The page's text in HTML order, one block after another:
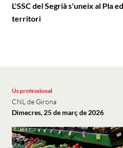
L'SSC del Segrià s'uneix al Pla
territori
Ús professional
CNL de Girona
Dimecres, 25 de març de 2026